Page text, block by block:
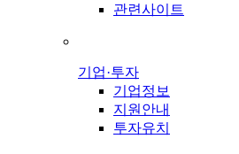
관련사이트
기업·투자
기업정보
지원안내
투자유치